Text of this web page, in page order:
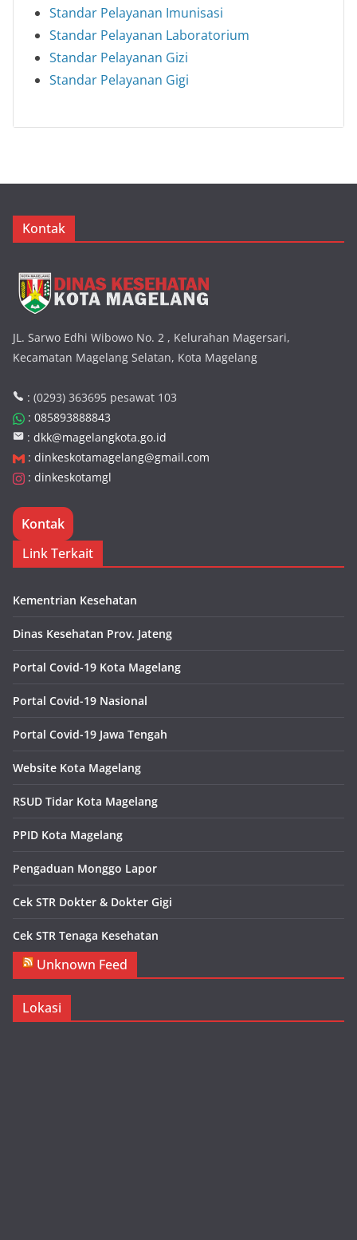
Standar Pelayanan Imunisasi
Standar Pelayanan Laboratorium
Standar Pelayanan Gizi
Standar Pelayanan Gigi
Kontak
JL. Sarwo Edhi Wibowo No. 2 , Kelurahan Magersari,
Kecamatan Magelang Selatan, Kota Magelang
: (0293) 363695 pesawat 103
: 085893888843
: dkk@magelangkota.go.id
: dinkeskotamagelang@gmail.com
: dinkeskotamgl
Kontak
Link Terkait
Kementrian Kesehatan
Dinas Kesehatan Prov. Jateng
Portal Covid-19 Kota Magelang
Portal Covid-19 Nasional
Portal Covid-19 Jawa Tengah
Website Kota Magelang
RSUD Tidar Kota Magelang
PPID Kota Magelang
Pengaduan Monggo Lapor
Cek STR Dokter & Dokter Gigi
Cek STR Tenaga Kesehatan
Unknown Feed
Lokasi